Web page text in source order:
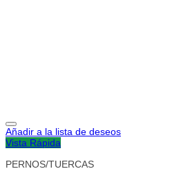
Añadir a la lista de deseos
Vista Rápida
PERNOS/TUERCAS